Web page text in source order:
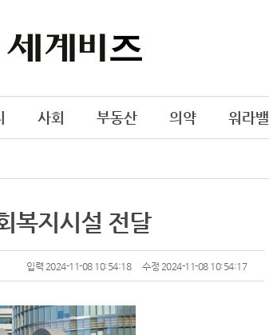
사회 부동산 의약 워라밸
복지시설 전달
입력 2024-11-08 10:54:18 수정 2024-11-08 10:54:17